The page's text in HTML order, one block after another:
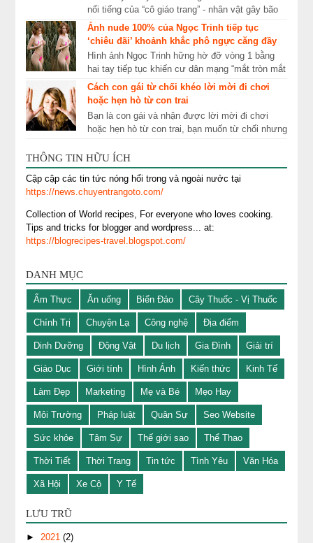
nổi tiếng của “cô giáo trang” - nhân vật gây bão
MXH những ngày qua. Mượn danh xưng “cô
giáo Tran...
Ảnh nude 100% của Ngọc Trinh tiếp tục
‘chiêu đãi’ khoảnh khắc phô ngực căng đầy
Hình ảnh Ngọc Trinh hững hờ đỡ vòng 1 bằng
hai tay tiếp tục khiến cư dân mạng “mắt tròn mắt
dẹt”. Thời gian gần đây, Ngọc Trinh liên tục ...
Cách con gái từ chối khéo lời mời đi chơi
hoặc hẹn hò từ con trai
Bạn là con gái và nhận được lời mời đi chơi
hoặc hẹn hò từ con trai, bạn muốn từ chối nhưng
tu...
THÔNG TIN HỮU ÍCH
Cập cập các tin tức nóng hổi trong và ngoài nước tại
https://news.chuyentrangoto.com/
Collection of World recipes, For everyone who loves cooking.
Tips and tricks for blogger and wordpress... at:
https://blogrecipes-travel.blogspot.com/
DANH MỤC
Ẩm Thực Ăn uống Biển Đảo Cây Thuốc - Vị Thuốc
Chính Trị Chuyện Lạ Công nghệ Địa điểm
Dinh Dưỡng Động Vật Du lịch Gia Đình Giải trí
Giáo Dục Giới tính Hình Ảnh Kiến thức Kinh Tế
Làm Đẹp Marketing Mẹ và Bé Mẹo Hay
Môi Trường Pháp luật Quân Sự Seo Website
Sức khỏe Tâm Sự Thế giới sao Thể Thao
Thời Tiết Thời Trang Tin tức Tình Yêu Văn Hóa
Xã Hội Xe Cộ Y Tế
LƯU TRŨ
► 2021(2)